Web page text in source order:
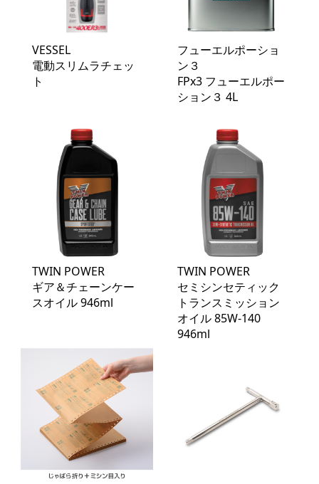
VESSEL
電動スリムラチェッ
ト
フューエルポーショ
ン３
FPx3 フューエルポー
ション３ 4L
TWIN POWER
ギア＆チェーンケー
スオイル 946ml
TWIN POWER
セミシンセティック
トランスミッション
オイル 85W-140
946ml